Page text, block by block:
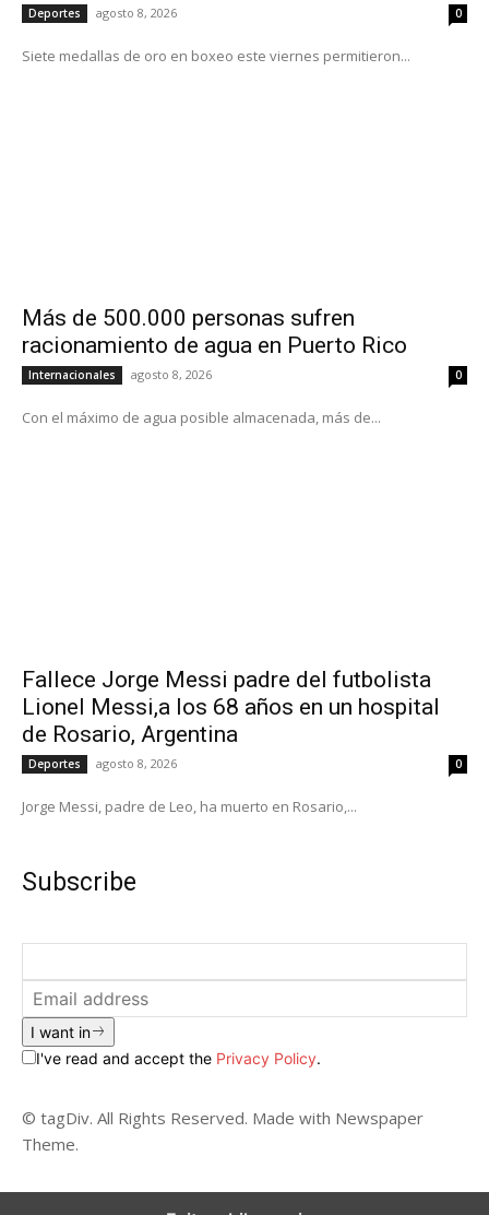
Deportes agosto 8, 2026 0
Siete medallas de oro en boxeo este viernes permitieron...
Más de 500.000 personas sufren
racionamiento de agua en Puerto Rico
Internacionales agosto 8, 2026 0
Con el máximo de agua posible almacenada, más de...
Fallece Jorge Messi padre del futbolista
Lionel Messi,a los 68 años en un hospital
de Rosario, Argentina
Deportes agosto 8, 2026 0
Jorge Messi, padre de Leo, ha muerto en Rosario,...
Subscribe
I want in
I've read and accept the Privacy Policy.
© tagDiv. All Rights Reserved. Made with Newspaper
Theme.